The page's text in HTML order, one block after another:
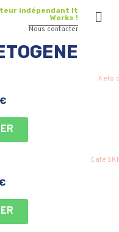
indépendant It
Works !
Nous contacter